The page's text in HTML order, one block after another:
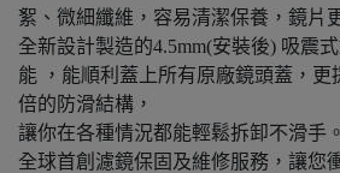
絮、微細纖維，容易清潔保養，鏡片
全新設計製造的4.5mm(安裝後) 吸震
能 ，能順利蓋上所有原廠鏡頭蓋，更
倍的防滑結構，
讓你在各種情況都能輕鬆拆卸不滑手。
全球首創濾鏡保固及維修服務，讓您